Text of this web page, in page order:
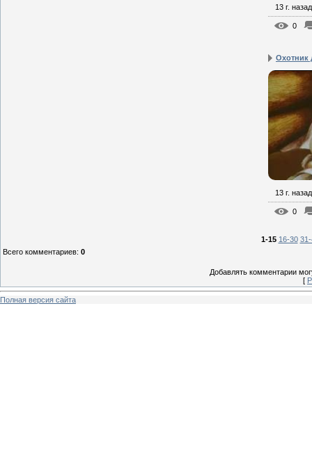
13 г. назад
0
Охотник
13 г. назад
0
1-15 16-30
Всего комментариев: 0
Добавлять комментарии
[
Полная версия сайта